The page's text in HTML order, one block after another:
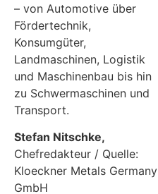
– von Automotive über
Fördertechnik,
Konsumgüter,
Landmaschinen, Logistik
und Maschinenbau bis hin
zu Schwermaschinen und
Transport.
Stefan Nitschke,
Chefredakteur / Quelle:
Kloeckner Metals Germany
GmbH